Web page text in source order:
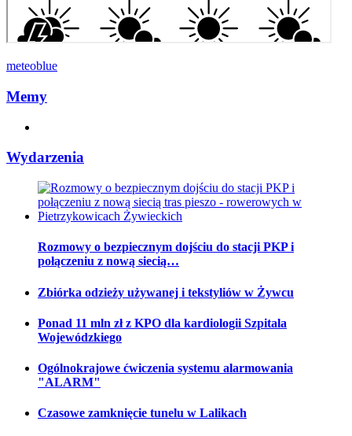
meteoblue
Memy
Wydarzenia
Rozmowy o bezpiecznym dojściu do stacji PKP i
połączeniu z nową siecią…
Zbiórka odzieży używanej i tekstyliów w Żywcu
Ponad 11 mln zł z KPO dla kardiologii Szpitala
Wojewódzkiego
Ogólnokrajowe ćwiczenia systemu alarmowania
"ALARM"
Czasowe zamknięcie tunelu w Lalikach